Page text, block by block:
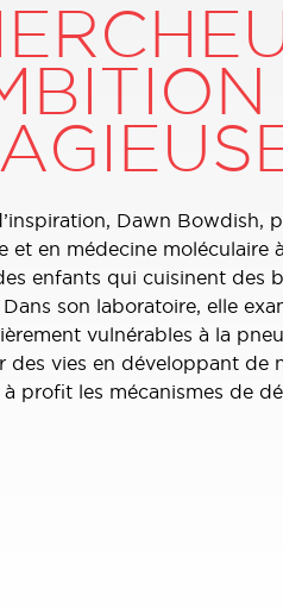
Dawn Bowdish,
en médecine moléculaire
enfants qui cuisinent des
son laboratoire, elle
vulnérables à la
des vies en développant de
profit les mécanismes de